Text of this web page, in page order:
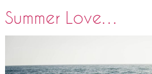
Summer Love…